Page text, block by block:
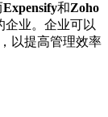
Expensify和Zoho
企业。企业可以
以提高管理效率